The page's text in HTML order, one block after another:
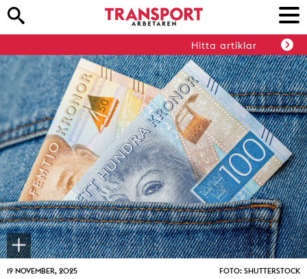
Hitta artiklar
19 NOVEMBER, 2025 FOTO: SHUTTERSTOCK